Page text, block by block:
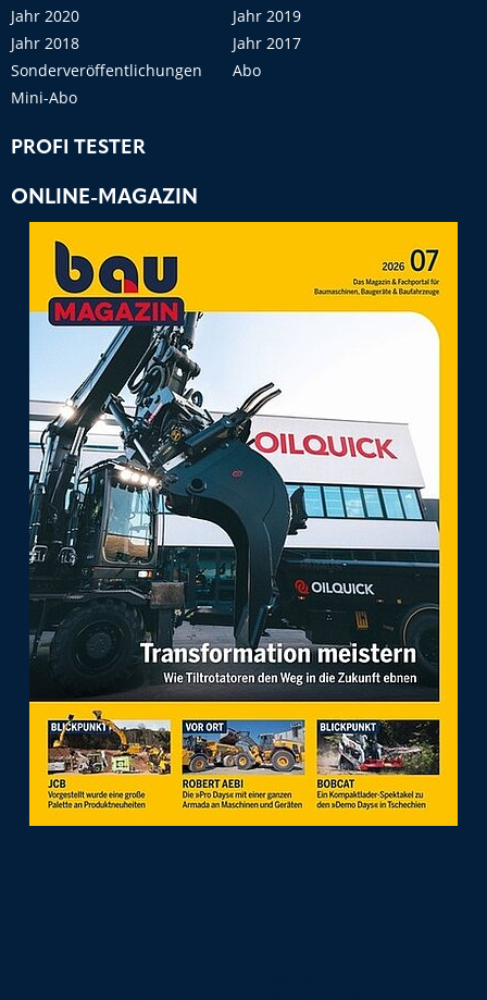
Jahr 2020
Jahr 2019
Jahr 2018
Jahr 2017
Sonderveröffentlichungen
Abo
Mini-Abo
PROFI TESTER
ONLINE-MAGAZIN